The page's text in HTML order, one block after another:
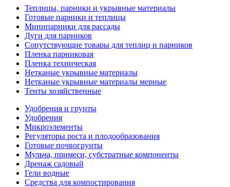
Теплицы, парники и укрывные материалы
Готовые парники и теплицы
Минипарники для рассады
Дуги для парников
Сопутствующие товары для теплиц и парников
Пленка парниковая
Пленка техническая
Нетканые укрывные материалы
Нетканые укрывные материалы мерные
Тенты хозяйственные
Удобрения и грунты
Удобрения
Микроэлементы
Регуляторы роста и плодообразования
Готовые почвогрунты
Мульча, примеси, субстратные компоненты
Дренаж садовый
Гели водные
Средства для компостирования